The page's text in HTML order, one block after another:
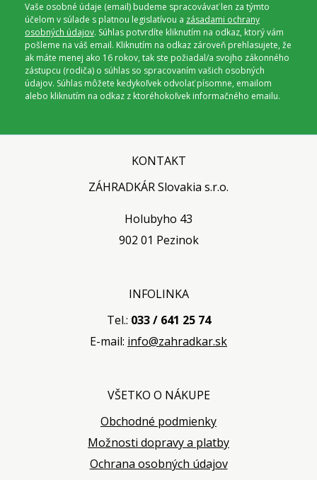
Vaše osobné údaje (email) budeme spracovávať len za týmto
účelom v súlade s platnou legislatívou a zásadami ochrany
osobných údajov. Súhlas potvrdíte kliknutím na odkaz, ktorý vám
pošleme na váš email. Kliknutím na odkaz zároveň prehlasujete, že
ak máte menej ako 16 rokov, tak ste požiadal/a svojho zákonného
zástupcu (rodiča) o súhlas so spracovaním vašich osobných
údajov. Súhlas môžete kedykoľvek odvolať písomne, emailom
alebo kliknutím na odkaz z ktoréhokoľvek informačného emailu.
KONTAKT
ZÁHRADKÁR Slovakia s.r.o.
Holubyho 43
902 01 Pezinok
INFOLINKA
Tel.: 033 / 641 25 74
E-mail: info@zahradkar.sk
VŠETKO O NÁKUPE
Obchodné podmienky
Možnosti dopravy a platby
Ochrana osobných údajov